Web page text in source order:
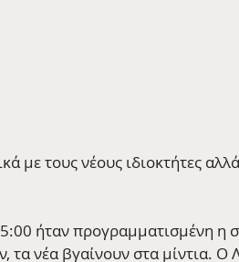
με τους νέους ιδιοκτήτες
ήταν προγραμματισμένη η
νέα βγαίνουν στα μίντια. Ο